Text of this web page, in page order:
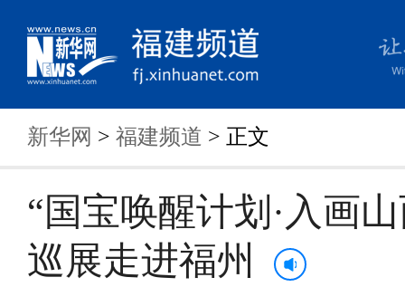
新华网 > 福建频道 > 正文
“国宝唤醒计划·入画
巡展走进福州